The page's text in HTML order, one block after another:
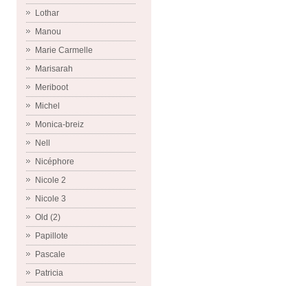
Lothar
Manou
Marie Carmelle
Marisarah
Meriboot
Michel
Monica-breiz
Nell
Nicéphore
Nicole 2
Nicole 3
Old (2)
Papillote
Pascale
Patricia